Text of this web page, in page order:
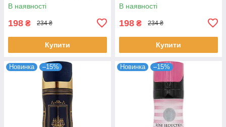
В наявності
198 ₴ 234 ₴
Купити
В наявності
198 ₴ 234 ₴
Купити
Новинка –15% Новинка –15%